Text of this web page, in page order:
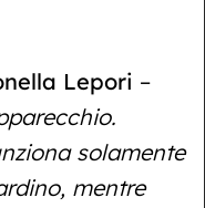
Lepori –
solamente
mentre